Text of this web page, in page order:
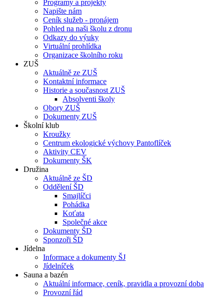
Programy a projekty
Napište nám
Ceník služeb - pronájem
Pohled na naši školu z dronu
Odkazy do výuky
Virtuální prohlídka
Organizace školního roku
ZUŠ
Aktuálně ze ZUŠ
Kontaktní informace
Historie a současnost ZUŠ
Absolventi školy
Obory ZUŠ
Dokumenty ZUŠ
Školní klub
Kroužky
Centrum ekologické výchovy Pantoflíček
Aktivity CEV
Dokumenty ŠK
Družina
Aktuálně ze ŠD
Oddělení ŠD
Smajlíčci
Pohádka
Koťata
Společné akce
Dokumenty ŠD
Sponzoři ŠD
Jídelna
Informace a dokumenty ŠJ
Jídelníček
Sauna a bazén
Aktuální informace, ceník, pravidla a provozní doba
Provozní řád